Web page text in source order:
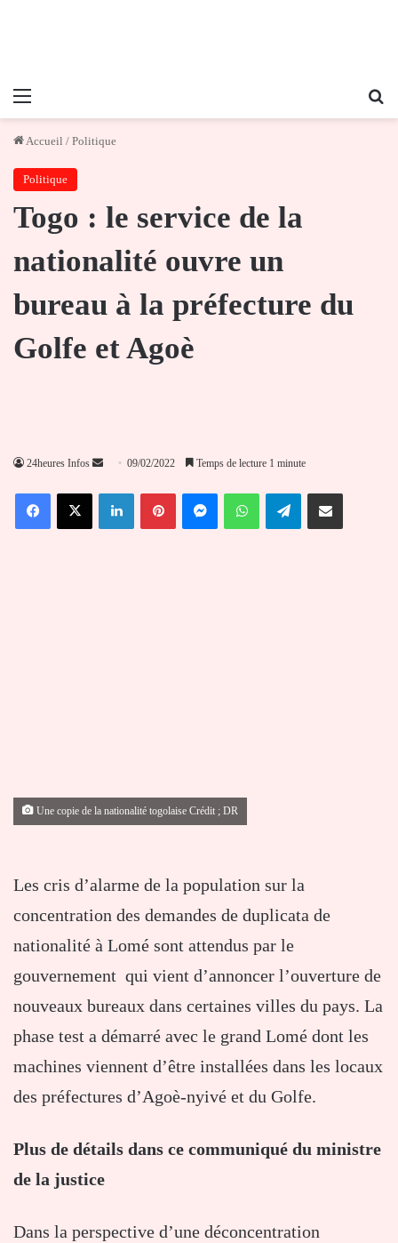
Menu
Accueil / Politique
Politique
Togo : le service de la
nationalité ouvre un
bureau à la préfecture du
Golfe et Agoè
24heures Infos
Envoyer
courriel
09/02/2022 Temps de lecture 1 minute
FacebookX LinkedinPinterestMessengerWhatsAppTelegramPartager par email
Une copie de la nationalité togolaise Crédit ; DR
Les cris d’alarme de la population sur la
concentration des demandes de duplicata de
nationalité à Lomé sont attendus par le
gouvernement qui vient d’annoncer l’ouverture de
nouveaux bureaux dans certaines villes du pays. La
phase test a démarré avec le grand Lomé dont les
machines viennent d’être installées dans les locaux
des préfectures d’Agoè-nyivé et du Golfe.
Plus de détails dans ce communiqué du ministre
de la justice
Dans la perspective d’une déconcentration